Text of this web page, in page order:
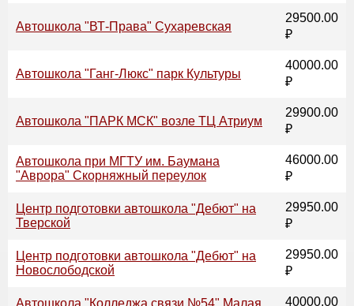
Автошкола "ВТ-Права" Сухаревская
29500.00
₽
Автошкола "Ганг-Люкс" парк Культуры
40000.00
₽
Автошкола "ПАРК МСК" возле ТЦ Атриум
29900.00
₽
Автошкола при МГТУ им. Баумана
"Аврора" Скорняжный переулок
46000.00
₽
Центр подготовки автошкола "Дебют" на
Тверской
29950.00
₽
Центр подготовки автошкола "Дебют" на
Новослободской
29950.00
₽
Автошкола "Колледжа связи №54" Малая
40000.00